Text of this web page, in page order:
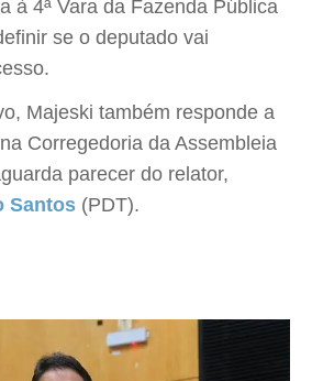
à 4ª Vara da Fazenda Pública
se o deputado vai
Majeski também responde a
Corregedoria da Assembleia
parecer do relator,
Santos (PDT).